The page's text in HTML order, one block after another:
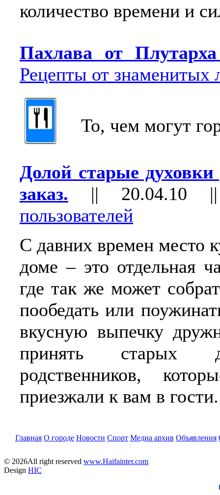
количество времени и
Пахлава от
Рецепты от знаменитых
То, чем могут
Долой старые
заказ. || 20.04.10
пользователей
С давних времен место
доме – это отдельная
где так же может
пообедать или
вкусную выпечку
принять старых
родственников,
приезжали к вам в гости.
Главная О городе Новости Спорт Медиа архив Объявления
© 2026All right reserved www.Haifainter.com
Design HIC